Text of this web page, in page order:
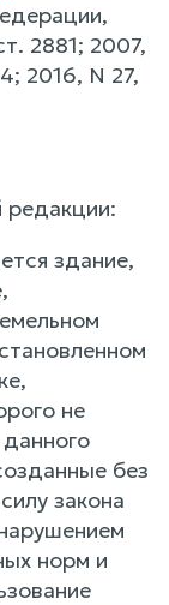
2881; 2007,
2016, N 27,
редакции:
здание,
не
без
закона
норм и